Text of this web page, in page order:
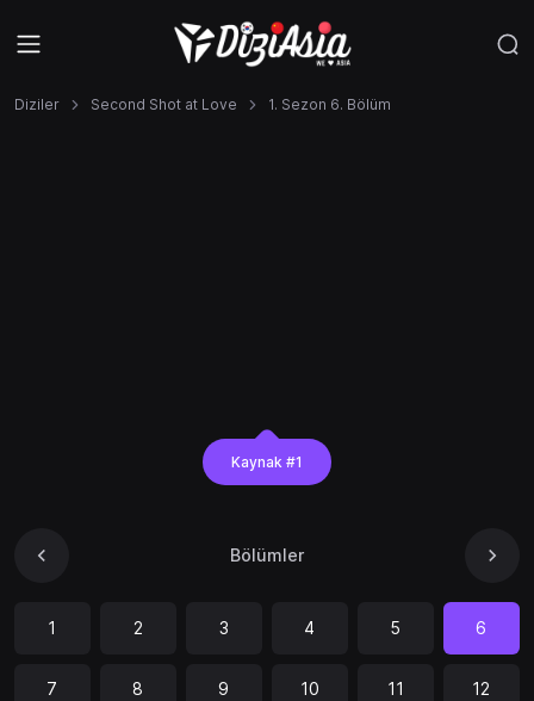
Diziler Second Shot at Love 1. Sezon 6. Bölüm
Kaynak #1
Bölümler
1 2 3 4 5 6
7 8 9 10 11 12